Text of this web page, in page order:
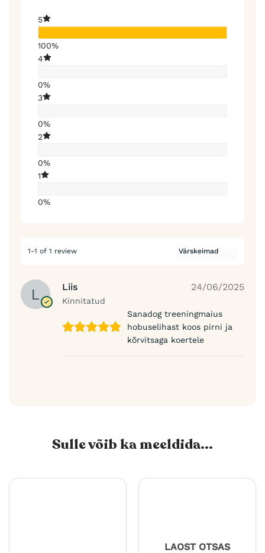
5
100%
4
0%
3
0%
2
0%
1
0%
1-1 of 1 review
Liis
Kinnitatud
24/06/2025
Sanadog treeningmaius
hobuselihast koos pirni ja
kõrvitsaga koertele
Sulle võib ka meeldida...
LAOST OTSAS